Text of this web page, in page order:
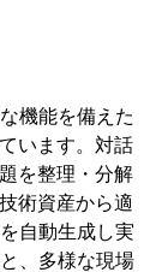
機能を備えた
います。対話
を整理・分解
術資産から適
自動生成し実
、多様な現場